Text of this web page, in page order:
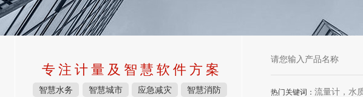
专注计量及智慧软件方案
智慧水务 智慧城市 应急减灾 智慧消防 热门关键词： 流量计，水质检测仪